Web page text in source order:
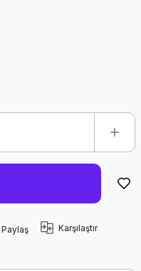
Paylaş Karşılaştır